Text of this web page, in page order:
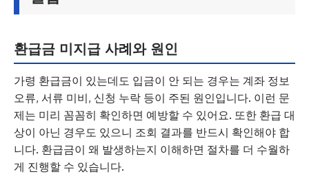
환급금 미지급 사례와 원인
가령 환급금이 있는데도 입금이 안 되는 경우는 계좌 정보
오류, 서류 미비, 신청 누락 등이 주된 원인입니다. 이런 문
제는 미리 꼼꼼히 확인하면 예방할 수 있어요. 또한 환급 대
상이 아닌 경우도 있으니 조회 결과를 반드시 확인해야 합
니다. 환급금이 왜 발생하는지 이해하면 절차를 더 수월하
게 진행할 수 있습니다.